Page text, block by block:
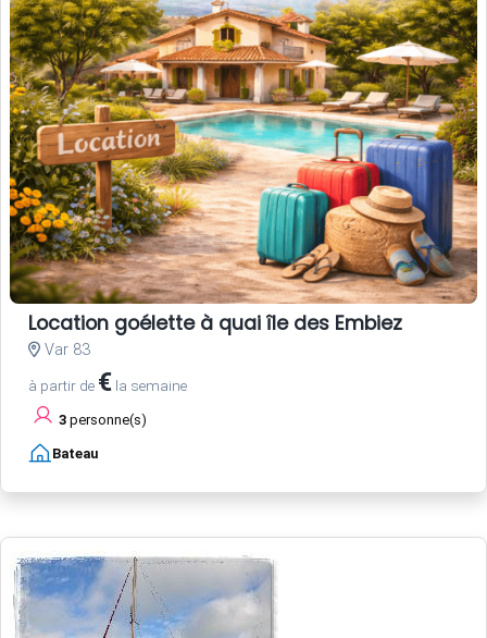
Location goélette à quai île des Embiez
Var 83
à partir de € la semaine
3 personne(s)
Bateau